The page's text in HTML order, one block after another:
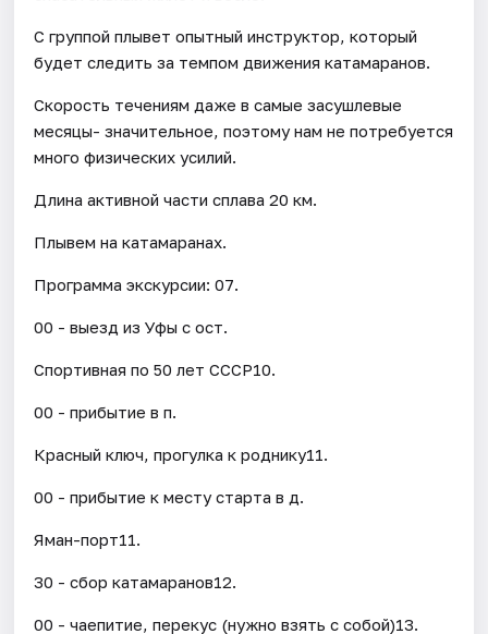
С группой плывет опытный инструктор, который
будет следить за темпом движения катамаранов.
Скорость течениям даже в самые засушлевые
месяцы- значительное, поэтому нам не потребуется
много физических усилий.
Длина активной части сплава 20 км.
Плывем на катамаранах.
Программа экскурсии: 07.
00 - выезд из Уфы с ост.
Спортивная по 50 лет СССР10.
00 - прибытие в п.
Красный ключ, прогулка к роднику11.
00 - прибытие к месту старта в д.
Яман-порт11.
30 - сбор катамаранов12.
00 - чаепитие, перекус (нужно взять с собой)13.